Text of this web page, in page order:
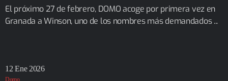
El próximo 27 de febrero, DOMO acoge por primera vez en
Granada a Winson, uno de los nombres más demandados ...
12 Ene 2026
Domo